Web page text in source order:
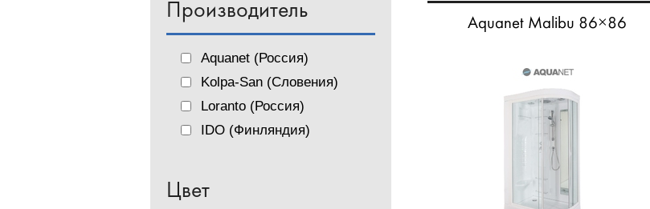
Производитель
Aquanet (Россия)
Kolpa-San (Словения)
Loranto (Россия)
IDO (Финляндия)
Цвет
Aquanet Malibu 86×86